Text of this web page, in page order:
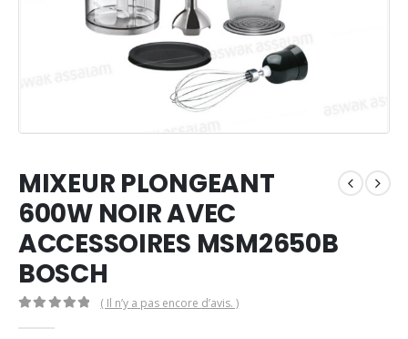
MIXEUR PLONGEANT
600W NOIR AVEC
ACCESSOIRES MSM2650B
BOSCH
( Il n’y a pas encore d’avis. )